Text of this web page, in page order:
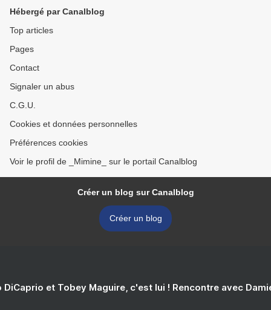
Hébergé par Canalblog
Top articles
Pages
Contact
Signaler un abus
C.G.U.
Cookies et données personnelles
Préférences cookies
Voir le profil de _Mimine_ sur le portail Canalblog
Créer un blog sur Canalblog
Créer un blog
DiCaprio et Tobey Maguire, c'est lui ! Rencontre avec